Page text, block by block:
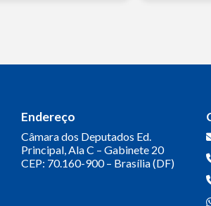
Endereço
Câmara dos Deputados Ed.
Principal, Ala C – Gabinete 20
CEP: 70.160-900 – Brasília (DF)